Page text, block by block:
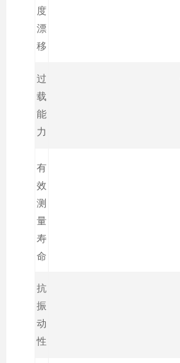
度
漂
移
过
载
能
力
有
效
测
量
寿
命
抗
振
动
性